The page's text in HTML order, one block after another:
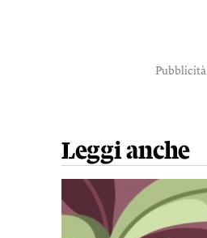
Pubblicità
Leggi anche